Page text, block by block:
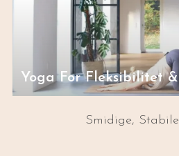
Yoga For Fleksibilitet
Smidige,